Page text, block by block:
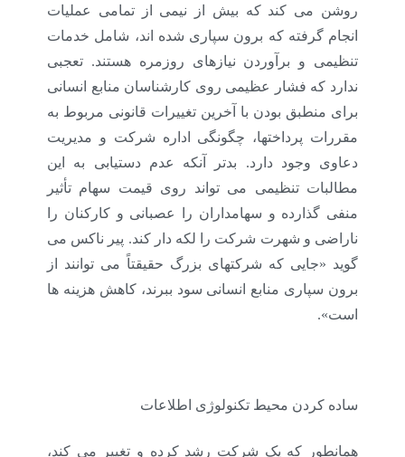
روشن می کند که بیش از نیمی از تمامی عملیات
انجام گرفته که برون سپاری شده اند، شامل خدمات
تنظیمی و برآوردن نیازهای روزمره هستند. تعجبی
ندارد که فشار عظیمی روی کارشناسان منابع انسانی
برای منطبق بودن با آخرین تغییرات قانونی مربوط به
مقررات پرداختها، چگونگی اداره شرکت و مدیریت
دعاوی وجود دارد. بدتر آنکه عدم دستیابی به این
مطالبات تنظیمی می تواند روی قیمت سهام تأثیر
منفی گذارده و سهامداران را عصبانی و کارکنان را
ناراضی و شهرت شرکت را لکه دار کند. پیر ناکس می
گوید «جایی که شرکتهای بزرگ حقیقتاً می توانند از
برون سپاری منابع انسانی سود ببرند، کاهش هزینه ها
است».
ساده کردن محیط تکنولوژی اطلاعات
همانطور که یک شرکت رشد کرده و تغییر می کند،